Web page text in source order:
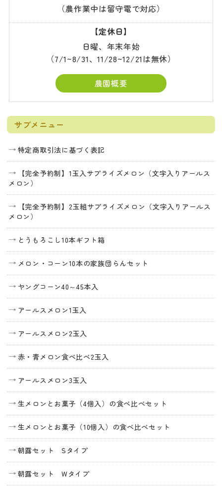
（農作業中は留守電で対応）
【定休日】
日曜、年末年始
（7/1~8/31、11/28~12/21は無休）
農園概要
サブメニュー
特定商取引法に基づく表記
【完全予約制】1玉入サプライズメロン（文字入りアールス
メロン）
【完全予約制】2玉組サプライズメロン（文字入りアールス
メロン）
とうもろこし10本ギフト箱
メロン・コーン10本の家族団らんセット
ヤングコーン40～45本入
アールスメロン1玉入
アールスメロン2玉入
赤・青メロン食べ比べ2玉入
アールスメロン3玉入
生メロンとお菓子（4個入）の食べ比べセット
生メロンとお菓子（10個入）の食べ比べセット
朝露セット Sタイプ
朝露セット Wタイプ